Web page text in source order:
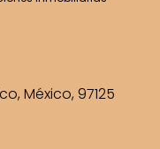
México, 97125